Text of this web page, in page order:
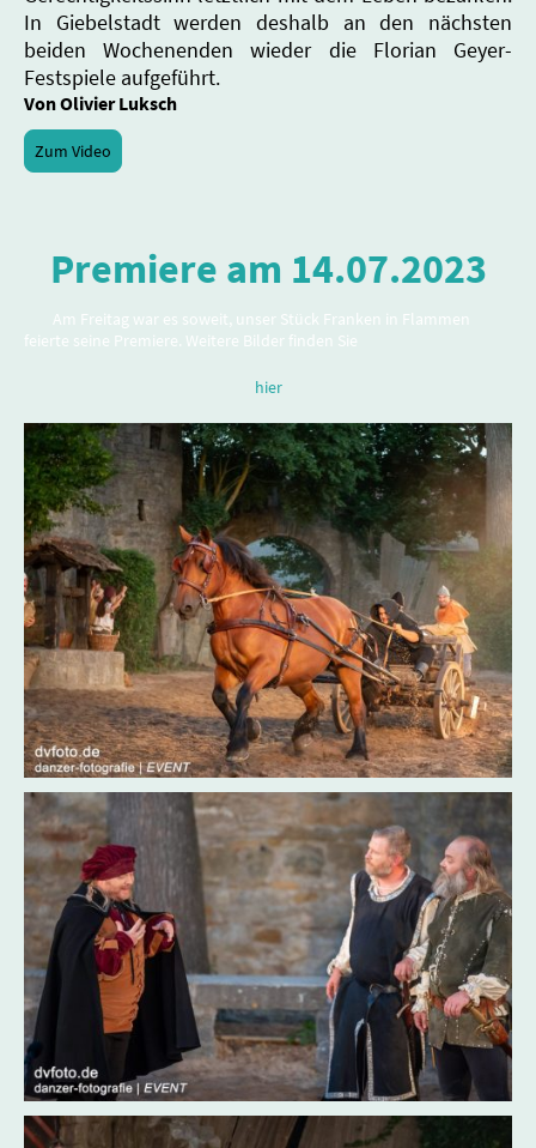
In Giebelstadt werden deshalb an den nächsten
beiden Wochenenden wieder die Florian Geyer-
Festspiele aufgeführt.
Von Olivier Luksch
Zum Video
Premiere am 14.07.2023
Am Freitag war es soweit, unser Stück Franken in Flammen
feierte seine Premiere. Weitere Bilder finden Sie
hier